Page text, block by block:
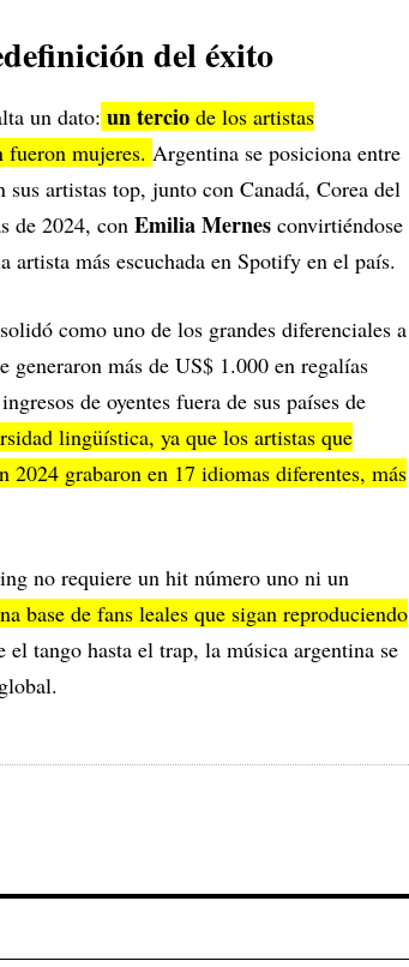
del éxito
un dato: un tercio de los artistas
fueron mujeres. Argentina se posiciona entre
artistas top, junto con Canadá, Corea del
de 2024, con Emilia Mernes convirtiéndose
más escuchada en Spotify en el país.
como uno de los grandes diferenciales a
más de US$ 1.000 en regalías
de oyentes fuera de sus países de
lingüística, ya que los artistas que
grabaron en 17 idiomas diferentes, más
no requiere un hit número uno ni un
base de fans leales que sigan reproduciendo
el tango hasta el trap, la música argentina se